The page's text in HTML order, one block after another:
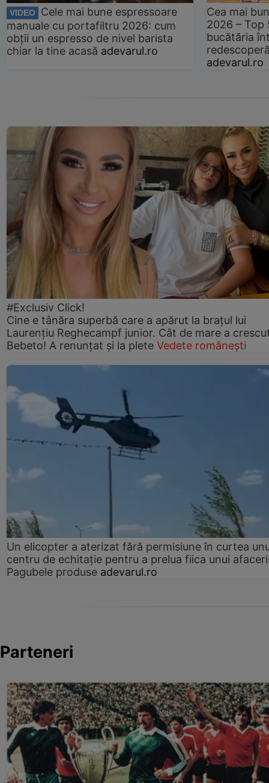
VIDEO
Cele mai bune espressoare
manuale cu portafiltru 2026: cum
obții un espresso de nivel barista
chiar la tine acasă adevarul.ro
Cea mai
2026 –
bucătăria
adevarul.ro
#Exclusiv Click!
Cine e tânăra superbă care a apărut la brațul lui
Laurențiu Reghecampf junior. Cât de mare a
Bebeto! A renunțat și la plete Vedete românești
Un elicopter a aterizat fără permisiune în curtea
centru de echitație pentru a prelua fiica unui
Pagubele produse adevarul.ro
Parteneri